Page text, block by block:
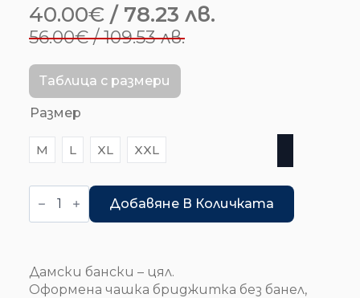
56.00€/ 109.53 лв.
Original
price
was:
56.00€
/
109.53 лв..
40.00€ / 78.23 лв.
Текущата
цена
е:
40.00€
/
78.23 лв..
Таблица с размери
Размер
M L XL XXL
количество
за
цял
Добавяне В Количката
Дамски бански – цял.
Оформена чашка бриджитка без банел,